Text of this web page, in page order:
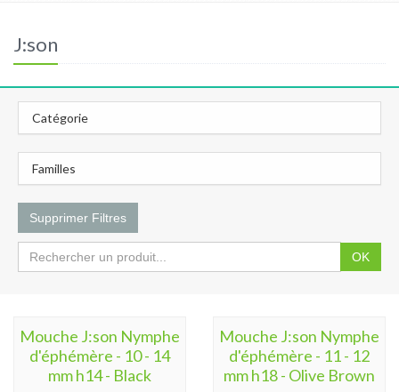
J:son
Catégorie
Familles
Supprimer Filtres
OK
Mouche J:son Nymphe
d'éphémère - 10 - 14
mm h14 - Black
Mouche J:son Nymphe
d'éphémère - 11 - 12
mm h18 - Olive Brown